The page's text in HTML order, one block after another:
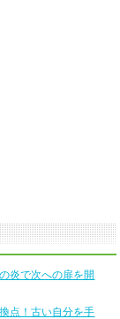
炎で次への扉を開
点！古い自分を手